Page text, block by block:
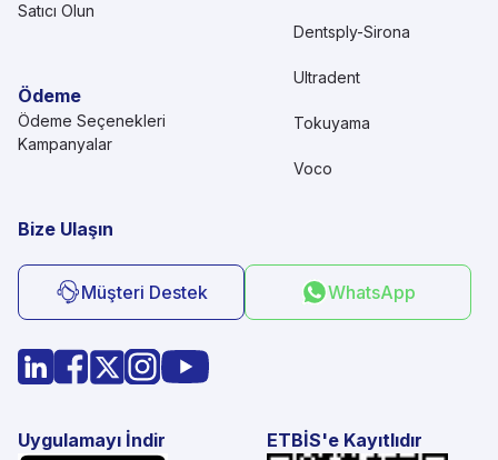
Satıcı Olun
Ödeme
Ödeme Seçenekleri
Kampanyalar
Dentsply-Sirona
Ultradent
Tokuyama
Voco
Bize Ulaşın
Müşteri Destek WhatsApp
Uygulamayı İndir ETBİS'e Kayıtlıdır